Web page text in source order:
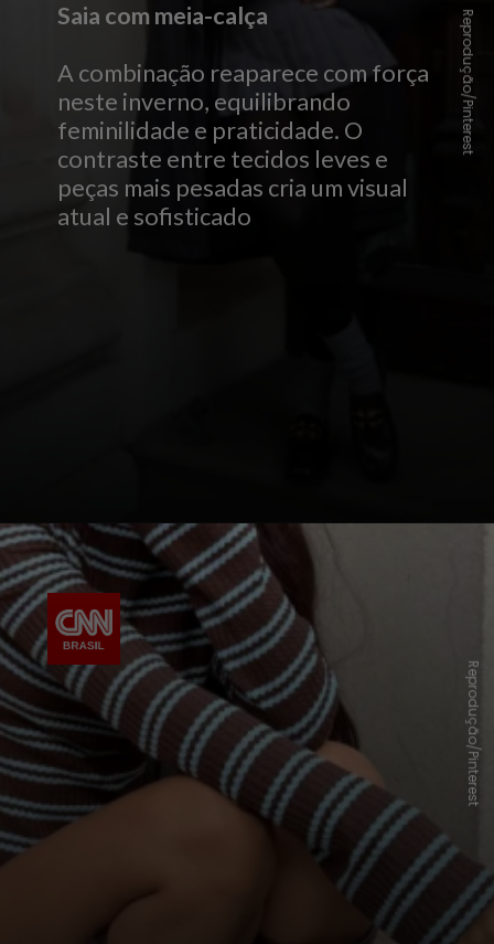
Saia com meia-calça
A combinação reaparece com força
neste inverno, equilibrando
feminilidade e praticidade. O
contraste entre tecidos leves e
peças mais pesadas cria um visual
atual e sofisticado
Reprodução/Pinterest
Reprodução/Pinterest